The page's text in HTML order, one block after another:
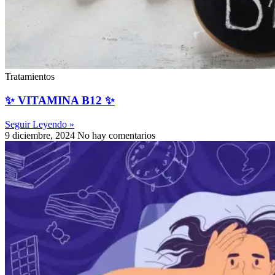
Tratamientos
✨ VITAMINA B12 ✨
Seguir Leyendo »
9 diciembre, 2024 No hay comentarios